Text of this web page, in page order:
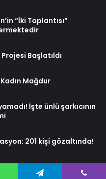
“İki Toplantısı”
Başlatıldı
Mağdur
İşte ünlü şarkıcının
201 kişi gözaltında!